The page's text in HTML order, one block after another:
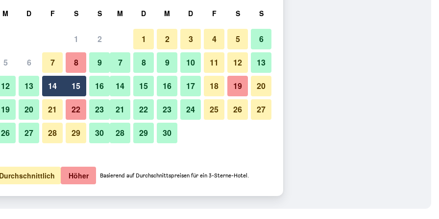
Preise anzeigen
Preise anzeigen
M D F S S
1 2
5 6 7 8 9
12 13 14 15 16
19 20 21 22 23
26 27 28 29 30
M D M D F S S
1 2 3 4 5 6
7 8 9 10 11 12 13
14 15 16 17 18 19 20
21 22 23 24 25 26 27
28 29 30
Durchschnittlich Höher Basierend auf Durchschnittspreisen für ein 3-Sterne-Hotel.